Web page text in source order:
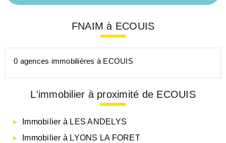
FNAIM à ECOUIS
0 agences immobilières à ECOUIS
L'immobilier à proximité de ECOUIS
Immobilier à LES ANDELYS
Immobilier à LYONS LA FORET